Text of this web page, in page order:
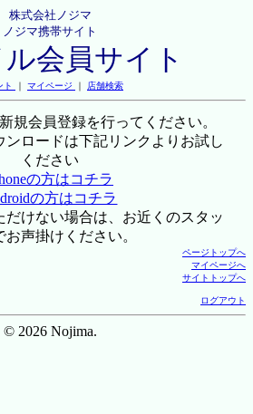
株式会社ノジマ
ノジマ携帯サイト
会員サイト
ト ｜ マイページ ｜ 店舗検索
規会員登録を行ってください。
ンロードは下記リンクよりお試し
ください
の方はコチラ
の方はコチラ
だけない場合は、お近くのスタッ
お声掛けください。
ページトップへ
マイページへ
サイトトップへ
ログアウト
© 2026 Nojima.